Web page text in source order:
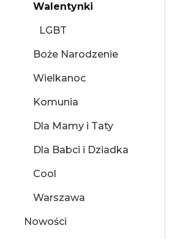
Walentynki
LGBT
Boże Narodzenie
Wielkanoc
Komunia
Dla Mamy i Taty
Dla Babci i Dziadka
Cool
Warszawa
Nowości